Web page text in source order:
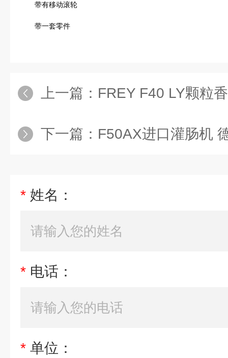
带有移动滚轮
带一套零件
上一篇： FREY F40 LY颗粒
下一篇： F50AX进口灌肠机
* 姓名：
* 电话：
* 单位：